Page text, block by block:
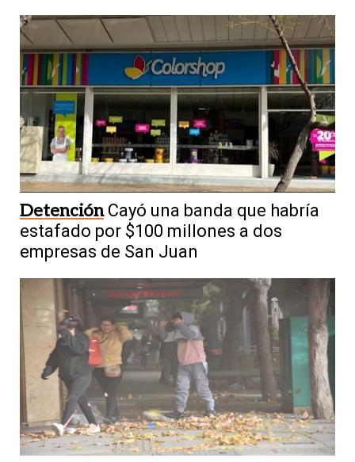
Detención Cayó una banda que habría
estafado por $100 millones a dos
empresas de San Juan